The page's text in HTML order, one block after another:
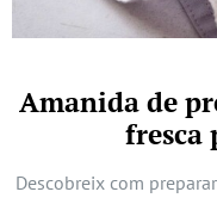
Amanida de
fresca
Descobreix com